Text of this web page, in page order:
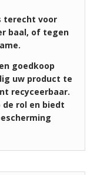
terecht voor
baal, of tegen
goedkoop
uw product te
recyceerbaar.
rol en biedt